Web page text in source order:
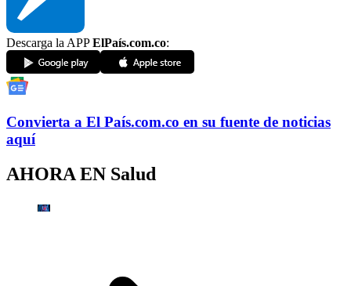
Descarga la APPElPaís.com.co:
Convierta a El País.com.co en su fuente de noticias
aquí
AHORA EN Salud